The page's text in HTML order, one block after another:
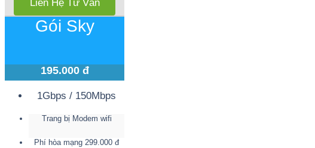
Liên Hệ Tư Vấn
Gói Sky
195.000 đ
1Gbps / 150Mbps
Trang bị Modem wifi
Phí hòa mạng 299.000 đ